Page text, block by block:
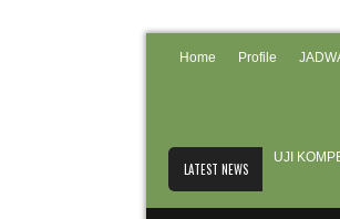
Home Profile
LATEST NEWS
UJI